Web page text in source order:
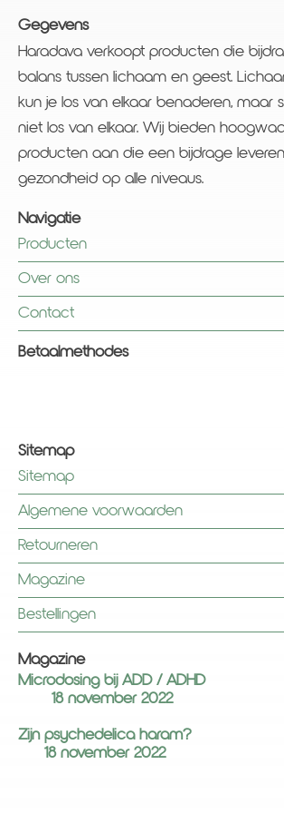
Gegevens
Haradava verkoopt producten die
balans tussen lichaam en geest.
kun je los van elkaar benaderen, maar
niet los van elkaar. Wij bieden
producten aan die een bijdrage
gezondheid op alle niveaus.
Navigatie
Producten
Over ons
Contact
Betaalmethodes
Sitemap
Sitemap
Algemene voorwaarden
Retourneren
Magazine
Bestellingen
Magazine
Microdosing bij ADD / ADHD
18 november 2022
Zijn psychedelica haram?
18 november 2022